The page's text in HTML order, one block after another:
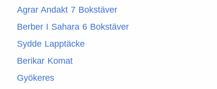
Agrar Andakt 7 Bokstäver
Berber I Sahara 6 Bokstäver
Sydde Lapptäcke
Berikar Komat
Gyökeres